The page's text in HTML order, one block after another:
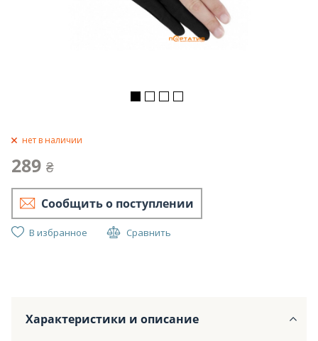
нет в наличии
289 ₴
Сообщить о поступлении
В избранное Сравнить
Характеристики и описание